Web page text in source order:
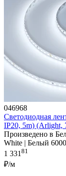
046968
Светодиодная
IP20, 5m) (Arlight,
Произведено в
White | Белый
1 33181
₽/м